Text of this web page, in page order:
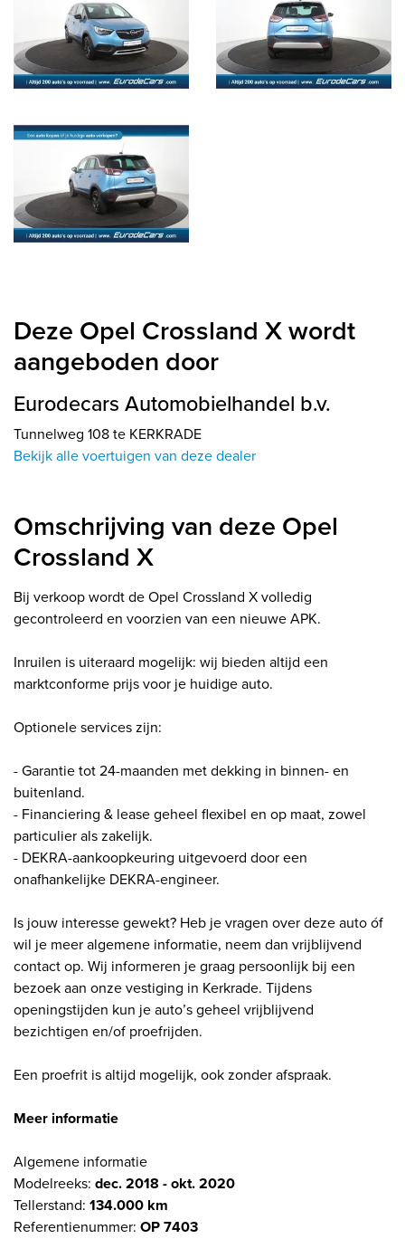
Deze Opel Crossland X wordt
aangeboden door
Eurodecars Automobielhandel b.v.
Tunnelweg 108 te KERKRADE
Bekijk alle voertuigen van deze dealer
Omschrijving van deze Opel
Crossland X
Bij verkoop wordt de Opel Crossland X volledig
gecontroleerd en voorzien van een nieuwe APK.
Inruilen is uiteraard mogelijk: wij bieden altijd een
marktconforme prijs voor je huidige auto.
Optionele services zijn:
- Garantie tot 24-maanden met dekking in binnen- en
buitenland.
- Financiering & lease geheel flexibel en op maat, zowel
particulier als zakelijk.
- DEKRA-aankoopkeuring uitgevoerd door een
onafhankelijke DEKRA-engineer.
Is jouw interesse gewekt? Heb je vragen over deze auto óf
wil je meer algemene informatie, neem dan vrijblijvend
contact op. Wij informeren je graag persoonlijk bij een
bezoek aan onze vestiging in Kerkrade. Tijdens
openingstijden kun je auto’s geheel vrijblijvend
bezichtigen en/of proefrijden.
Een proefrit is altijd mogelijk, ook zonder afspraak.
Meer informatie
Algemene informatie
Modelreeks: dec. 2018 - okt. 2020
Tellerstand: 134.000 km
Referentienummer: OP 7403